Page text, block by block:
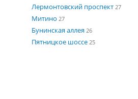
Лермонтовский проспект 27
Митино 27
Бунинская аллея 26
Пятницкое шоссе 25